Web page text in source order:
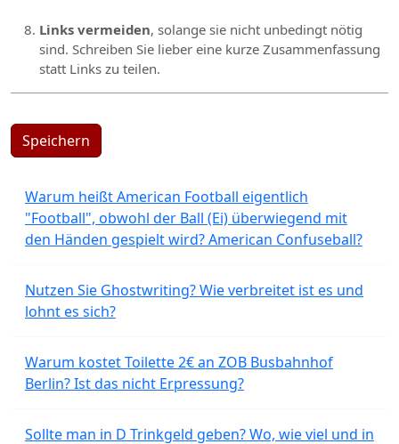
Links vermeiden, solange sie nicht unbedingt nötig
sind. Schreiben Sie lieber eine kurze Zusammenfassung
statt Links zu teilen.
Speichern
Warum heißt American Football eigentlich
"Football", obwohl der Ball (Ei) überwiegend mit
den Händen gespielt wird? American Confuseball?
Nutzen Sie Ghostwriting? Wie verbreitet ist es und
lohnt es sich?
Warum kostet Toilette 2€ an ZOB Busbahnhof
Berlin? Ist das nicht Erpressung?
Sollte man in D Trinkgeld geben? Wo, wie viel und in